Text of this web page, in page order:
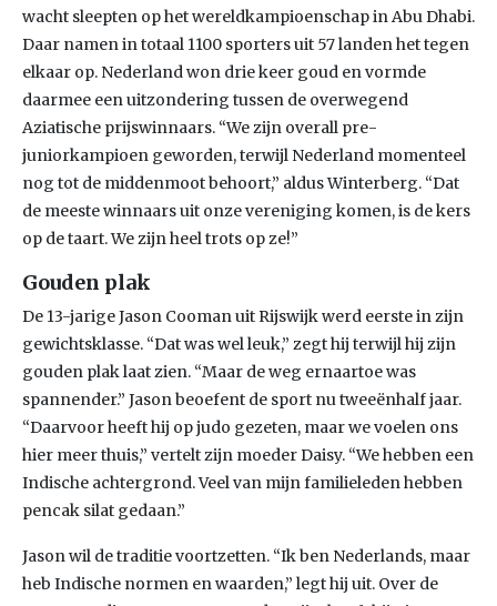
wacht sleepten op het wereldkampioenschap in Abu Dhabi.
Daar namen in totaal 1100 sporters uit 57 landen het tegen
elkaar op. Nederland won drie keer goud en vormde
daarmee een uitzondering tussen de overwegend
Aziatische prijswinnaars. “We zijn overall pre-
juniorkampioen geworden, terwijl Nederland momenteel
nog tot de middenmoot behoort,” aldus Winterberg. “Dat
de meeste winnaars uit onze vereniging komen, is de kers
op de taart. We zijn heel trots op ze!”
Gouden plak
De 13-jarige Jason Cooman uit Rijswijk werd eerste in zijn
gewichtsklasse. “Dat was wel leuk,” zegt hij terwijl hij zijn
gouden plak laat zien. “Maar de weg ernaartoe was
spannender.” Jason beoefent de sport nu tweeënhalf jaar.
“Daarvoor heeft hij op judo gezeten, maar we voelen ons
hier meer thuis,” vertelt zijn moeder Daisy. “We hebben een
Indische achtergrond. Veel van mijn familieleden hebben
pencak silat gedaan.”
Jason wil de traditie voortzetten. “Ik ben Nederlands, maar
heb Indische normen en waarden,” legt hij uit. Over de